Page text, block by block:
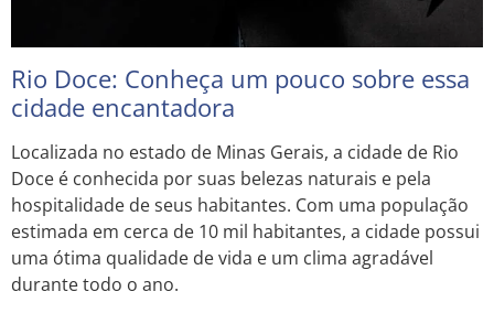
Rio Doce: Conheça um pouco sobre essa
cidade encantadora
Localizada no estado de Minas Gerais, a cidade de Rio
Doce é conhecida por suas belezas naturais e pela
hospitalidade de seus habitantes. Com uma população
estimada em cerca de 10 mil habitantes, a cidade possui
uma ótima qualidade de vida e um clima agradável
durante todo o ano.